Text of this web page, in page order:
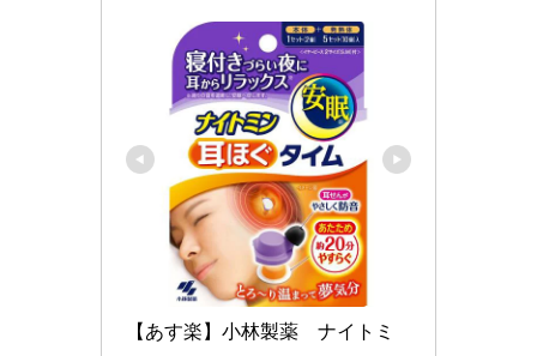
【あす楽】小林製薬　ナイトミ